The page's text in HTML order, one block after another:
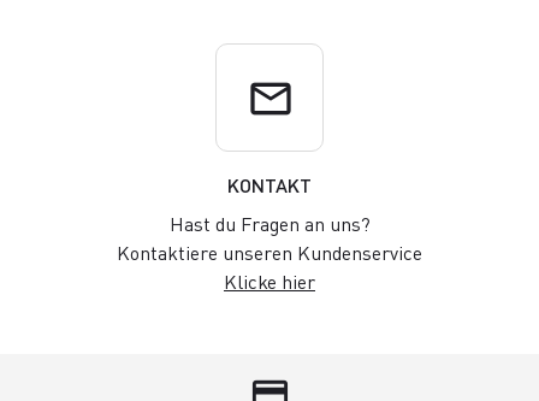
email
KONTAKT
Hast du Fragen an uns?
Kontaktiere unseren Kundenservice
Klicke hier